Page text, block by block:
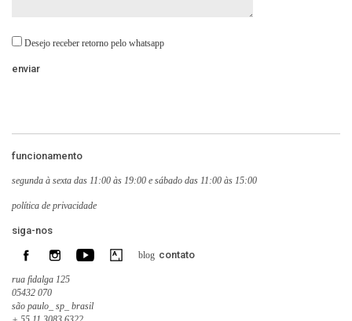
Desejo receber retorno pelo whatsapp
funcionamento
segunda à sexta das 11:00 às 19:00 e sábado das 11:00 às 15:00
política de privacidade
siga-nos
blog contato
rua fidalga 125
05432 070
são paulo_ sp_ brasil